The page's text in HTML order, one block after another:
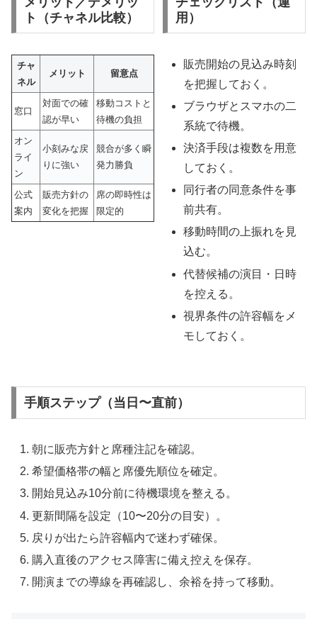
ト（チャネル比較）
チャ
ネル
メリット 留意点
窓口
対面での確
認が早い
移動コストと
待機の負担
オン
ライ
ン
小刻みな戻
りに強い
競合が多く瞬
発力勝負
公式
案内
販売方針の
変化を把握
席の即時性は
限定的
用）
販売開始の見込み時刻
を把握しておく。
ブラウザとスマホの二
系統で待機。
決済手段は複数を用意
しておく。
同行者の同意条件を事
前共有。
移動時間の上振れを見
込む。
代替候補の演目・日時
を控える。
視界条件の許容幅をメ
モしておく。
手順ステップ（当日〜直前）
朝に販売方針と席種注記を確認。
希望価格帯の幅と席優先順位を確定。
開始見込み10分前に待機環境を整える。
更新間隔を設定（10〜20分の目安）。
戻りが出たら許容幅内で迷わず確保。
購入直後のアクセス障害に備え控えを保存。
開演までの導線を再確認し、余裕を持って移動。